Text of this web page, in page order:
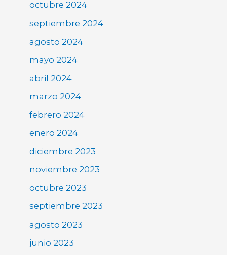
octubre 2024
septiembre 2024
agosto 2024
mayo 2024
abril 2024
marzo 2024
febrero 2024
enero 2024
diciembre 2023
noviembre 2023
octubre 2023
septiembre 2023
agosto 2023
junio 2023